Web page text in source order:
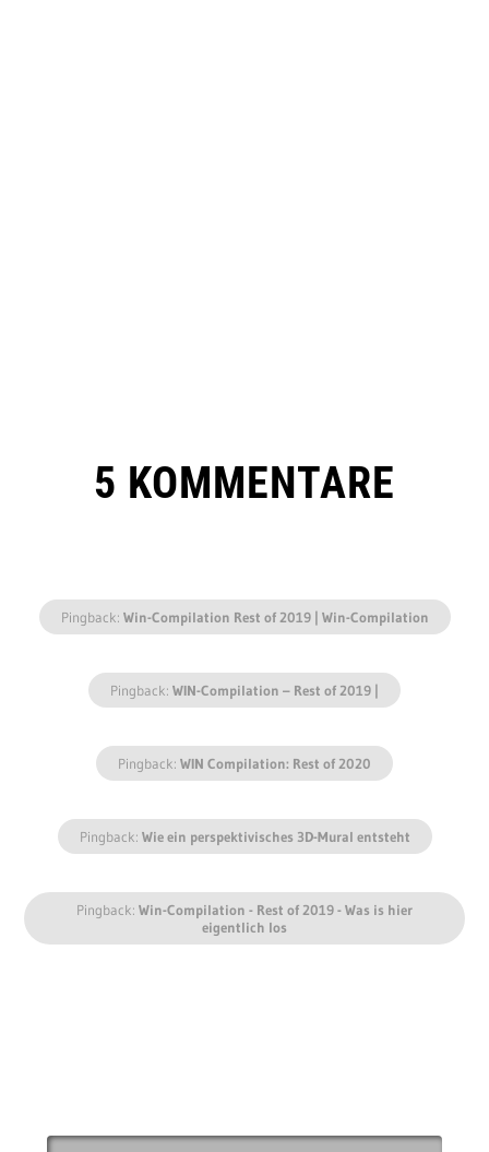
5 KOMMENTARE
Pingback: Win-Compilation Rest of 2019 | Win-Compilation
Pingback: WIN-Compilation – Rest of 2019 |
Pingback: WIN Compilation: Rest of 2020
Pingback: Wie ein perspektivisches 3D-Mural entsteht
Pingback: Win-Compilation - Rest of 2019 - Was is hier
eigentlich los